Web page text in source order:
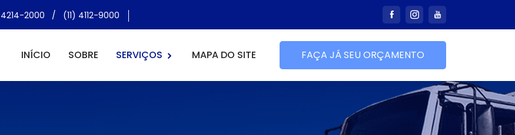
4214-2000 / (11) 4112-9000
INÍCIO SOBRE SERVIÇOS MAPA DO SITE FAÇA JÁ SEU ORÇAMENTO